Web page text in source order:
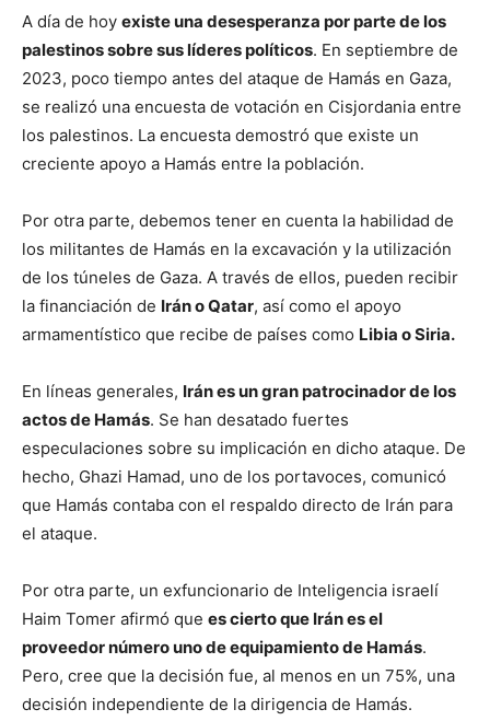
A día de hoy existe una desesperanza por parte de los
palestinos sobre sus líderes políticos. En septiembre de
2023, poco tiempo antes del ataque de Hamás en Gaza,
se realizó una encuesta de votación en Cisjordania entre
los palestinos. La encuesta demostró que existe un
creciente apoyo a Hamás entre la población.
Por otra parte, debemos tener en cuenta la habilidad de
los militantes de Hamás en la excavación y la utilización
de los túneles de Gaza. A través de ellos, pueden recibir
la financiación de Irán o Qatar, así como el apoyo
armamentístico que recibe de países como Libia o Siria.
En líneas generales, Irán es un gran patrocinador de los
actos de Hamás. Se han desatado fuertes
especulaciones sobre su implicación en dicho ataque. De
hecho, Ghazi Hamad, uno de los portavoces, comunicó
que Hamás contaba con el respaldo directo de Irán para
el ataque.
Por otra parte, un exfuncionario de Inteligencia israelí
Haim Tomer afirmó que es cierto que Irán es el
proveedor número uno de equipamiento de Hamás.
Pero, cree que la decisión fue, al menos en un 75%, una
decisión independiente de la dirigencia de Hamás.